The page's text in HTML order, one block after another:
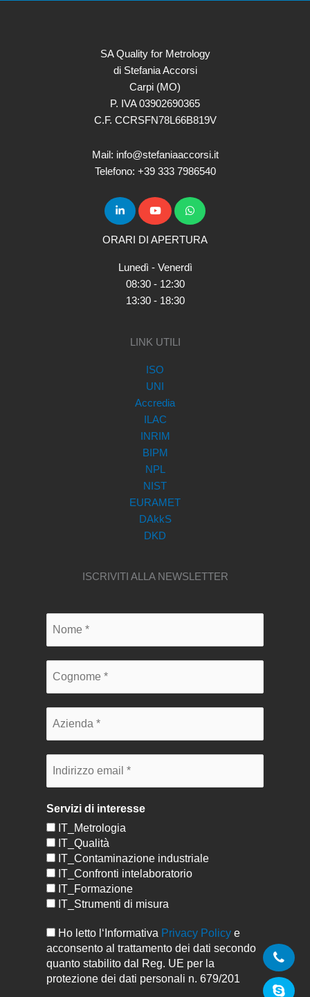
SA Quality for Metrology
di Stefania Accorsi
Carpi (MO)
P. IVA 03902690365
C.F. CCRSFN78L66B819V
Mail: info@stefaniaaccorsi.it
Telefono: +39 333 7986540
ORARI DI APERTURA
Lunedì - Venerdì
08:30 - 12:30
13:30 - 18:30
LINK UTILI
ISO
UNI
Accredia
ILAC
INRIM
BIPM
NPL
NIST
EURAMET
DAkkS
DKD
ISCRIVITI ALLA NEWSLETTER
Servizi di interesse
IT_Metrologia
IT_Qualità
IT_Contaminazione industriale
IT_Confronti intelaboratorio
IT_Formazione
IT_Strumenti di misura
Ho letto l‘Informativa Privacy Policy e
acconsento al trattamento dei dati secondo
quanto stabilito dal Reg. UE per la
protezione dei dati personali n. 679/201